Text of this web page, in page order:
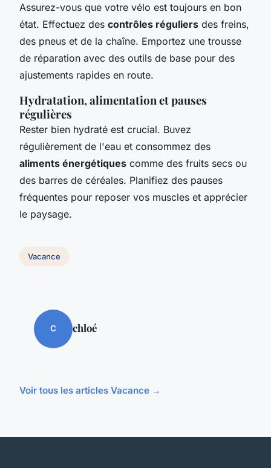
Assurez-vous que votre vélo est toujours en bon
état. Effectuez des contrôles réguliers des freins,
des pneus et de la chaîne. Emportez une trousse
de réparation avec des outils de base pour des
ajustements rapides en route.
Hydratation, alimentation et pauses
régulières
Rester bien hydraté est crucial. Buvez
régulièrement de l'eau et consommez des
aliments énergétiques comme des fruits secs ou
des barres de céréales. Planifiez des pauses
fréquentes pour reposer vos muscles et apprécier
le paysage.
Vacance
C chloé
Voir tous les articles Vacance →